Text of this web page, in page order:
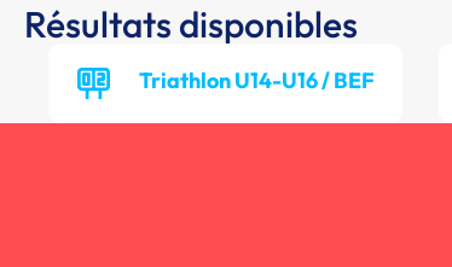
Résultats disponibles
Triathlon U14-U16 / BEF